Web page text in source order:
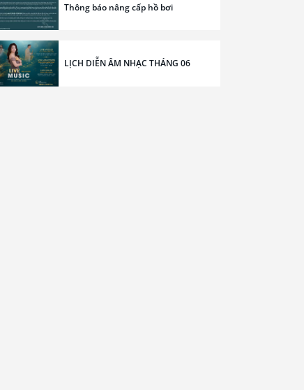
Thông báo nâng cấp hồ bơi
LỊCH DIỄN ÂM NHẠC THÁNG 06